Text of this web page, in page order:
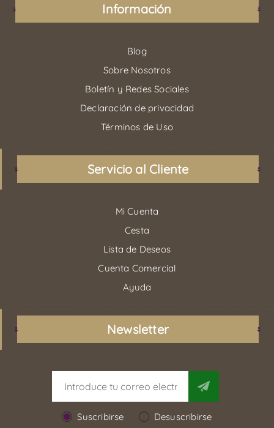
Información
Blog
Sobre Nosotros
Boletín y Redes Sociales
Declaración de privacidad
Términos de Uso
Servicio al Cliente
Mi Cuenta
Cesta
Lista de Deseos
Cuenta Comercial
Ayuda
Newsletter
Suscribirse Desuscribirse